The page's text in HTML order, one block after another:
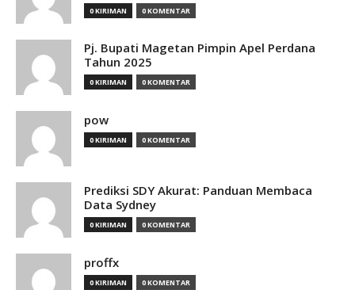
0 KIRIMAN 0 KOMENTAR
Pj. Bupati Magetan Pimpin Apel Perdana
Tahun 2025
0 KIRIMAN 0 KOMENTAR
pow
0 KIRIMAN 0 KOMENTAR
Prediksi SDY Akurat: Panduan Membaca
Data Sydney
0 KIRIMAN 0 KOMENTAR
proffx
0 KIRIMAN 0 KOMENTAR